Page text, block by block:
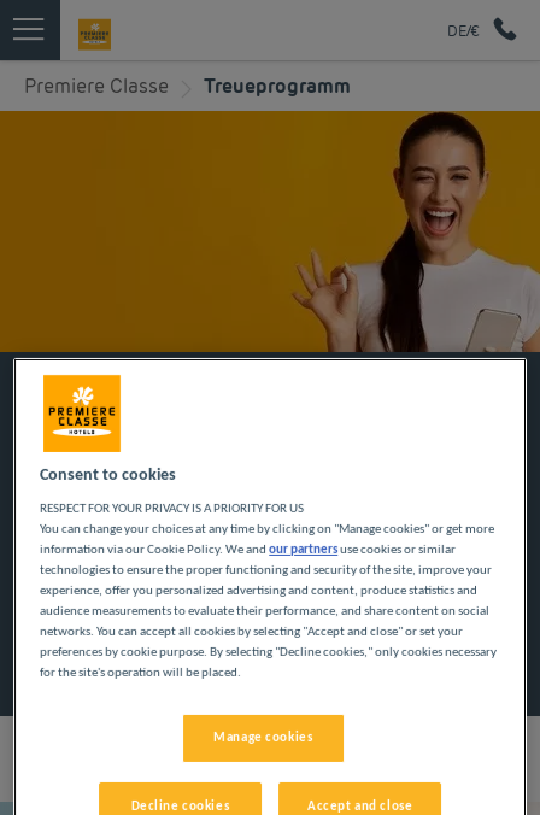
DE/€
Premiere Classe Treueprogramm
ENTDECKEN SIE
UNSERE
TREUEPROGRAMME
Programme, die auf Ihre Wünsche zugeschnitten sind,
damit Sie von personalisierten Vorteilen profitieren.
Ihre Vorteile
Consent to cookies
RESPECT FOR YOUR PRIVACY IS A PRIORITY FOR US
You can change your choices at any time by clicking on "Manage cookies" or get more
information via our Cookie Policy. We andour partnersuse cookies or similar
technologies to ensure the proper functioning and security of the site, improve your
experience, offer you personalized advertising and content, produce statistics and
audience measurements to evaluate their performance, and share content on social
networks. You can accept all cookies by selecting "Accept and close" or set your
preferences by cookie purpose. By selecting "Decline cookies," only cookies necessary
for the site's operation will be placed.
Manage cookies
Decline cookies Accept and close